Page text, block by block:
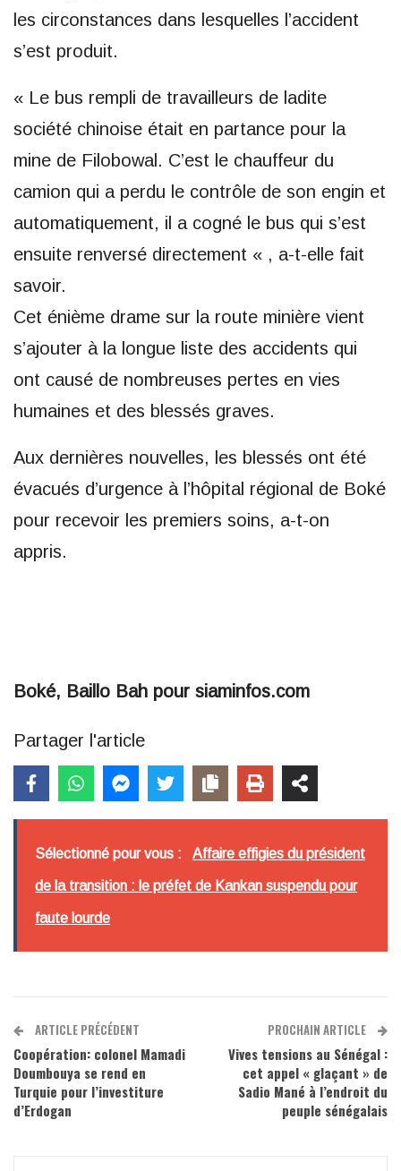
les circonstances dans lesquelles l’accident
s’est produit.
« Le bus rempli de travailleurs de ladite
société chinoise était en partance pour la
mine de Filobowal. C’est le chauffeur du
camion qui a perdu le contrôle de son engin et
automatiquement, il a cogné le bus qui s’est
ensuite renversé directement « , a-t-elle fait
savoir.
Cet énième drame sur la route minière vient
s’ajouter à la longue liste des accidents qui
ont causé de nombreuses pertes en vies
humaines et des blessés graves.
Aux dernières nouvelles, les blessés ont été
évacués d’urgence à l’hôpital régional de Boké
pour recevoir les premiers soins, a-t-on
appris.
Boké, Baillo Bah pour siaminfos.com
Partager l'article
Sélectionné pour vous : Affaire effigies du président
de la transition : le préfet de Kankan suspendu pour
faute lourde
ARTICLE PRÉCÉDENT
Coopération: colonel Mamadi
Doumbouya se rend en
Turquie pour l’investiture
d’Erdogan
PROCHAIN ARTICLE
Vives tensions au Sénégal :
cet appel « glaçant » de
Sadio Mané à l’endroit du
peuple sénégalais